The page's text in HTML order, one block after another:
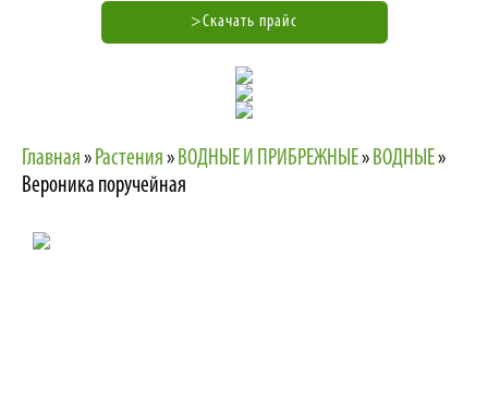
>Скачать прайс
Главная» Растения» ВОДНЫЕ И ПРИБРЕЖНЫЕ» ВОДНЫЕ»
Вероника поручейная